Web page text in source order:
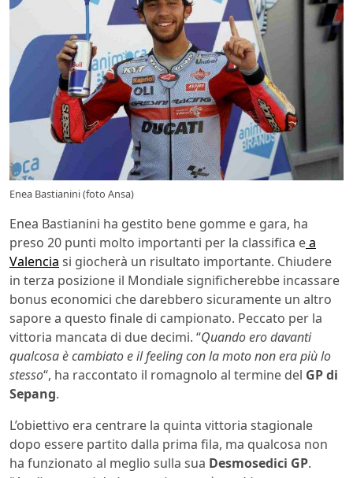
Enea Bastianini (foto Ansa)
Enea Bastianini ha gestito bene gomme e gara, ha
preso 20 punti molto importanti per la classifica ea
Valencia si giocherà un risultato importante. Chiudere
in terza posizione il Mondiale significherebbe incassare
bonus economici che darebbero sicuramente un altro
sapore a questo finale di campionato. Peccato per la
vittoria mancata di due decimi. “Quando ero davanti
qualcosa è cambiato e il feeling con la moto non era più lo
stesso“, ha raccontato il romagnolo al termine del GP di
Sepang.
L’obiettivo era centrare la quinta vittoria stagionale
dopo essere partito dalla prima fila, ma qualcosa non
ha funzionato al meglio sulla sua Desmosedici GP.